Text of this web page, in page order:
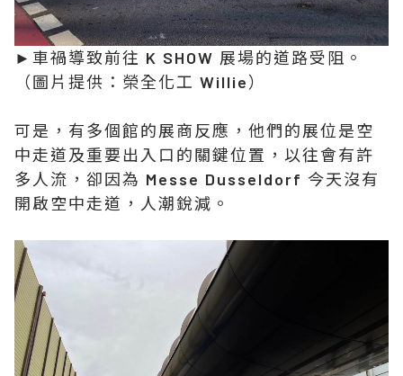
►車禍導致前往 K SHOW 展場的道路受阻。
（圖片提供：榮全化工 Willie）
可是，有多個館的展商反應，他們的展位是空
中走道及重要出入口的關鍵位置，以往會有許
多人流，卻因為 Messe Dusseldorf 今天沒有
開啟空中走道，人潮銳減。